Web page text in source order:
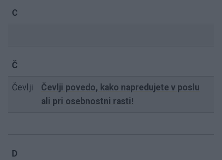
C
Č
Čevlji
Čevlji povedo, kako napredujete v poslu
ali pri osebnostni rasti!
D